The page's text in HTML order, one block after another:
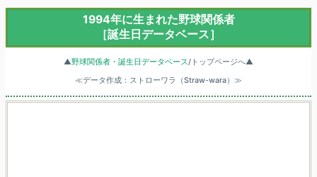
1994年に生まれた野球関係者
［誕生日データベース］
▲野球関係者・誕生日データベース/トップページへ▲
≪データ作成：ストローワラ（Straw-wara）≫